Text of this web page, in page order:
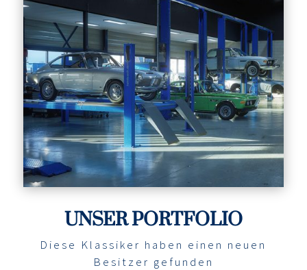
UNSER PORTFOLIO
Diese Klassiker haben einen neuen
Besitzer gefunden